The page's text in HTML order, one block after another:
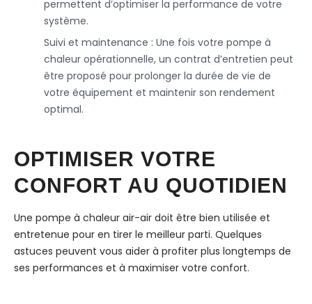
permettent d’optimiser la performance de votre
système.
Suivi et maintenance : Une fois votre pompe à
chaleur opérationnelle, un contrat d’entretien peut
être proposé pour prolonger la durée de vie de
votre équipement et maintenir son rendement
optimal.
OPTIMISER VOTRE
CONFORT AU QUOTIDIEN
Une pompe à chaleur air-air doit être bien utilisée et
entretenue pour en tirer le meilleur parti. Quelques
astuces peuvent vous aider à profiter plus longtemps de
ses performances et à maximiser votre confort.